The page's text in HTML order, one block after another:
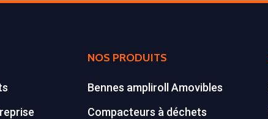
NOS PRODUITS
Bennes ampliroll Amovibles
Compacteurs à déchets